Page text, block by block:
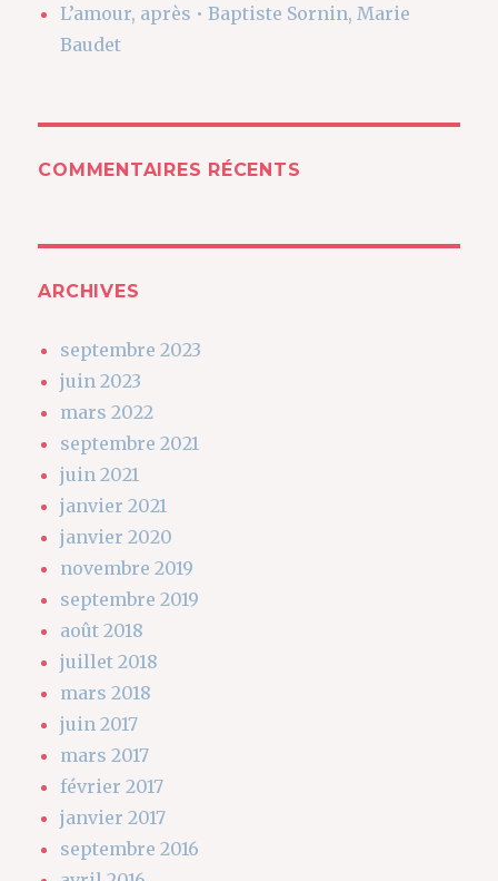
L’amour, après • Baptiste Sornin, Marie
Baudet
COMMENTAIRES RÉCENTS
ARCHIVES
septembre 2023
juin 2023
mars 2022
septembre 2021
juin 2021
janvier 2021
janvier 2020
novembre 2019
septembre 2019
août 2018
juillet 2018
mars 2018
juin 2017
mars 2017
février 2017
janvier 2017
septembre 2016